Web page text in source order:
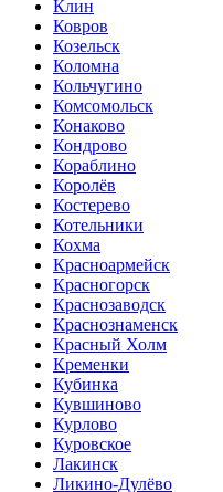
Клин
Ковров
Козельск
Коломна
Кольчугино
Комсомольск
Конаково
Кондрово
Кораблино
Королёв
Костерево
Котельники
Кохма
Красноармейск
Красногорск
Краснозаводск
Краснознаменск
Красный Холм
Кременки
Кубинка
Кувшиново
Курлово
Куровское
Лакинск
Ликино-Дулёво